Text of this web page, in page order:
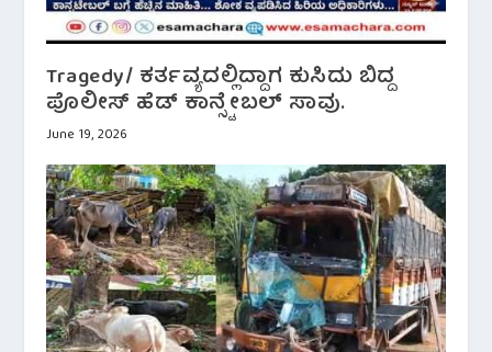
Tragedy/ ಕರ್ತವ್ಯದಲ್ಲಿದ್ದಾಗ ಕುಸಿದು ಬಿದ್ದ
ಪೊಲೀಸ್ ಹೆಡ್ ಕಾನ್ಸ್ಟೇಬಲ್ ಸಾವು.
June 19, 2026